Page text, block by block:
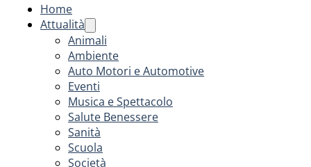
Home
Attualità
Animali
Ambiente
Auto Motori e Automotive
Eventi
Musica e Spettacolo
Salute Benessere
Sanità
Scuola
Società